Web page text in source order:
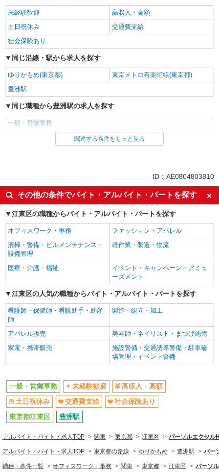
未経験歓迎
高収入・高額
土日祝休み
交通費支給
社会保険あり
同じ沿線・駅から求人を探す
ゆりかもめ(東京都)
東京メトロ有楽町線(東京都)
豊洲駅
同じ職種から豊洲駅の求人を探す
一般・営業事務
同じ雇用形態から豊洲駅の求人を探す
未経験歓迎
高収入・高額
土日祝休み
交通費支給
社会保険あり
同じ職種から求人を探す
一般・営業事務
同じ特徴から求人を探す
未経験歓迎
土日祝休み
交通費支給
社会保険あり
関連する条件をもっと見る
ID：AE0804803810
その他の条件でバイト・アルバイト・パートを探す
江東区の職種からバイト・アルバイト・パートを探す
オフィスワーク・事務
ファッション・アパレル
清掃・警備・ビルメンテナンス・
設備管理
軽作業・製造・物流
医療・介護・福祉
イベント・キャンペーン・アミュ
ーズメント
江東区の人気の職種からバイト・アルバイト・パートを探す
看護師・保健師・看護助手・助産
師
製造・組立・加工
アパレル販売
美容師・ネイリスト・まつげ施術
家電・携帯販売
施設警備・交通誘導警備・駐車輪
場管理・イベント警備
一般・営業事務 未経験歓迎
高収入・高額
土日祝休み
交通費支給
社会保険あり
東京都江東区
豊洲駅
アルバイト・バイト・求人TOP 関東 東京都 江東区 パーソルエクセル
アルバイト・バイト・求人TOP 東京都の路線 ゆりかもめ 豊洲駅 パー
職種・条件一覧 オフィスワーク・事務 関東 東京都 江東区 パーソ